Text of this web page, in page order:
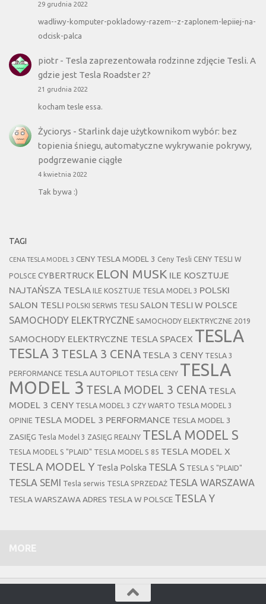
29 grudnia 2022
wadliwy-komputer-pokladowy-razem--z-zaplonem-lepiiej-na-
odcisk-palca
piotr- Tesla zaprezentowała rodzinne zdjęcie Tesli. A
gdzie jest Tesla Roadster 2?
21 grudnia 2022
kocham tesle essa.
Życiorys - Starlink daje użytkownikom wybór: bez
topienia śniegu, automatyczne wykrywanie pokrywy,
podgrzewanie ciągłe
4 kwietnia 2022
Tak bywa :)
TAGI
CENA TESLA MODEL 3 CENY TESLA MODEL 3 Ceny Tesli CENY TESLI W
POLSCE CYBERTRUCK ELON MUSK ILE KOSZTUJE
NAJTAŃSZA TESLA ILE KOSZTUJE TESLA MODEL 3 POLSKI
SALON TESLI POLSKI SERWIS TESLI SALON TESLI W POLSCE
SAMOCHODY ELEKTRYCZNE SAMOCHODY ELEKTRYCZNE 2019
SAMOCHODY ELEKTRYCZNE TESLA SPACEX TESLA
TESLA 3 TESLA 3 CENA TESLA 3 CENY TESLA 3
PERFORMANCE TESLA AUTOPILOT TESLA CENY TESLA
MODEL 3 TESLA MODEL 3 CENA TESLA
MODEL 3 CENY TESLA MODEL 3 CZY WARTO TESLA MODEL 3
OPINIE TESLA MODEL 3 PERFORMANCE TESLA MODEL 3
ZASIĘG Tesla Model 3 ZASIĘG REALNY TESLA MODEL S
TESLA MODEL S "PLAID" TESLA MODEL S 85 TESLA MODEL X
TESLA MODEL Y Tesla Polska TESLA S TESLA S "PLAID"
TESLA SEMI Tesla serwis TESLA SPRZEDAŻ TESLA WARSZAWA
TESLA WARSZAWA ADRES TESLA W POLSCE TESLA Y
MORE